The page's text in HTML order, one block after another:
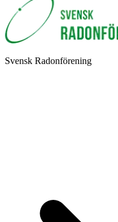
Svensk Radonförening